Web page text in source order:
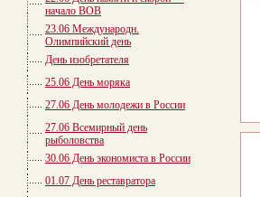
начало ВОВ
23.06 Международн.
Олимпийский день
День изобретателя
25.06 День моряка
27.06 День молодежи в России
27.06 Всемирный день
рыболовства
30.06 День экономиста в России
01.07 День реставратора